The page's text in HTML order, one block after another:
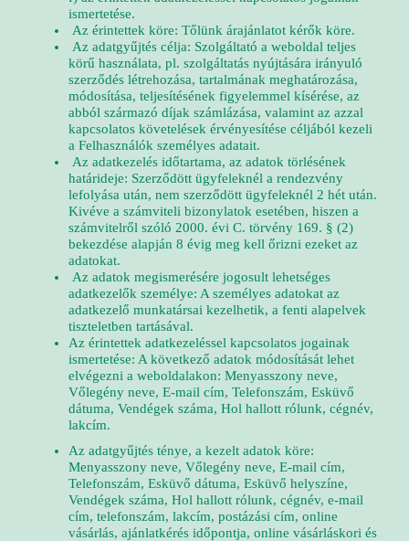
ismertetése.
Az érintettek köre: Tőlünk árajánlatot kérők köre.
Az adatgyűjtés célja: Szolgáltató a weboldal teljes
körű használata, pl. szolgáltatás nyújtására irányuló
szerződés létrehozása, tartalmának meghatározása,
módosítása, teljesítésének figyelemmel kísérése, az
abból származó díjak számlázása, valamint az azzal
kapcsolatos követelések érvényesítése céljából kezeli
a Felhasználók személyes adatait.
Az adatkezelés időtartama, az adatok törlésének
határideje: Szerződött ügyfeleknél a rendezvény
lefolyása után, nem szerződött ügyfeleknél 2 hét után.
Kivéve a számviteli bizonylatok esetében, hiszen a
számvitelről szóló 2000. évi C. törvény 169. § (2)
bekezdése alapján 8 évig meg kell őrizni ezeket az
adatokat.
Az adatok megismerésére jogosult lehetséges
adatkezelők személye: A személyes adatokat az
adatkezelő munkatársai kezelhetik, a fenti alapelvek
tiszteletben tartásával.
Az érintettek adatkezeléssel kapcsolatos jogainak
ismertetése: A következő adatok módosítását lehet
elvégezni a weboldalakon: Menyasszony neve,
Vőlegény neve, E-mail cím, Telefonszám, Esküvő
dátuma, Vendégek száma, Hol hallott rólunk, cégnév,
lakcím.
Az adatgyűjtés ténye, a kezelt adatok köre:
Menyasszony neve, Vőlegény neve, E-mail cím,
Telefonszám, Esküvő dátuma, Esküvő helyszíne,
Vendégek száma, Hol hallott rólunk, cégnév, e-mail
cím, telefonszám, lakcím, postázási cím, online
vásárlás, ajánlatkérés időpontja, online vásárláskori és